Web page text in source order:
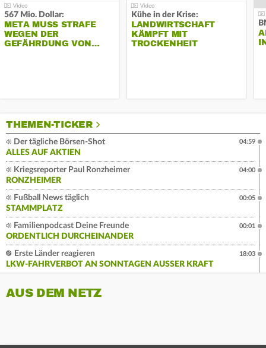
567 Mio. Dollar:
META MUSS STRAFE
WEGEN DER
GEFÄHRDUNG VON…
Kühe in der Krise:
LANDWIRTSCHAFT
KÄMPFT MIT
TROCKENHEIT
THEMEN-TICKER
Der tägliche Börsen-Shot
ALLES AUF AKTIEN
04:59
Kriegsreporter Paul Ronzheimer
RONZHEIMER
04:00
Fußball News täglich
STAMMPLATZ
00:05
Familienpodcast Deine Freunde
ORDENTLICH DURCHEINANDER
00:01
Erste Länder reagieren
LKW-FAHRVERBOT AN SONNTAGEN AUSSER KRAFT
18:03
AUS DEM NETZ